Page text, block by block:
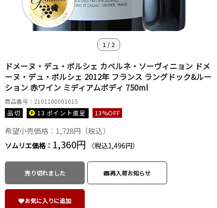
1 / 2
ドメーヌ・デュ・ボルシェ カベルネ・ソーヴィニョン ドメ
ーヌ・デュ・ボルシェ 2012年 フランス ラングドック&ルー
ション 赤ワイン ミディアムボディ 750ml
商品番号：2101100001015
品切 13 ポイント進呈 13%OFF
希望小売価格：1,728円（税込）
ソムリエ価格： 1,360円 （税込1,496円）
売り切れました 再入荷お知らせ
お気に入りに追加